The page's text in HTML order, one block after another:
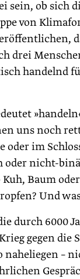
sein, ob sich
von
drei
handelnd
uns noch
oder im
nicht-
Kuh, Baum
Und
durch 6000
gegen
naheliegen –